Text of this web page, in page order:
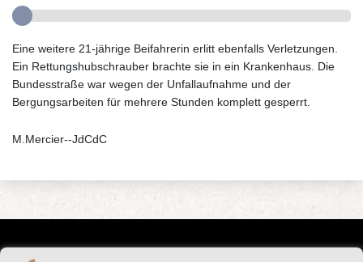
Eine weitere 21-jährige Beifahrerin erlitt ebenfalls Verletzungen.
Ein Rettungshubschrauber brachte sie in ein Krankenhaus. Die
Bundesstraße war wegen der Unfallaufnahme und der
Bergungsarbeiten für mehrere Stunden komplett gesperrt.
M.Mercier--JdCdC